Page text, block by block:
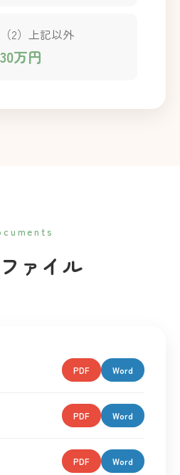
（2）上記以外
30万円
ァイル
PDF Word
PDF Word
PDF Word